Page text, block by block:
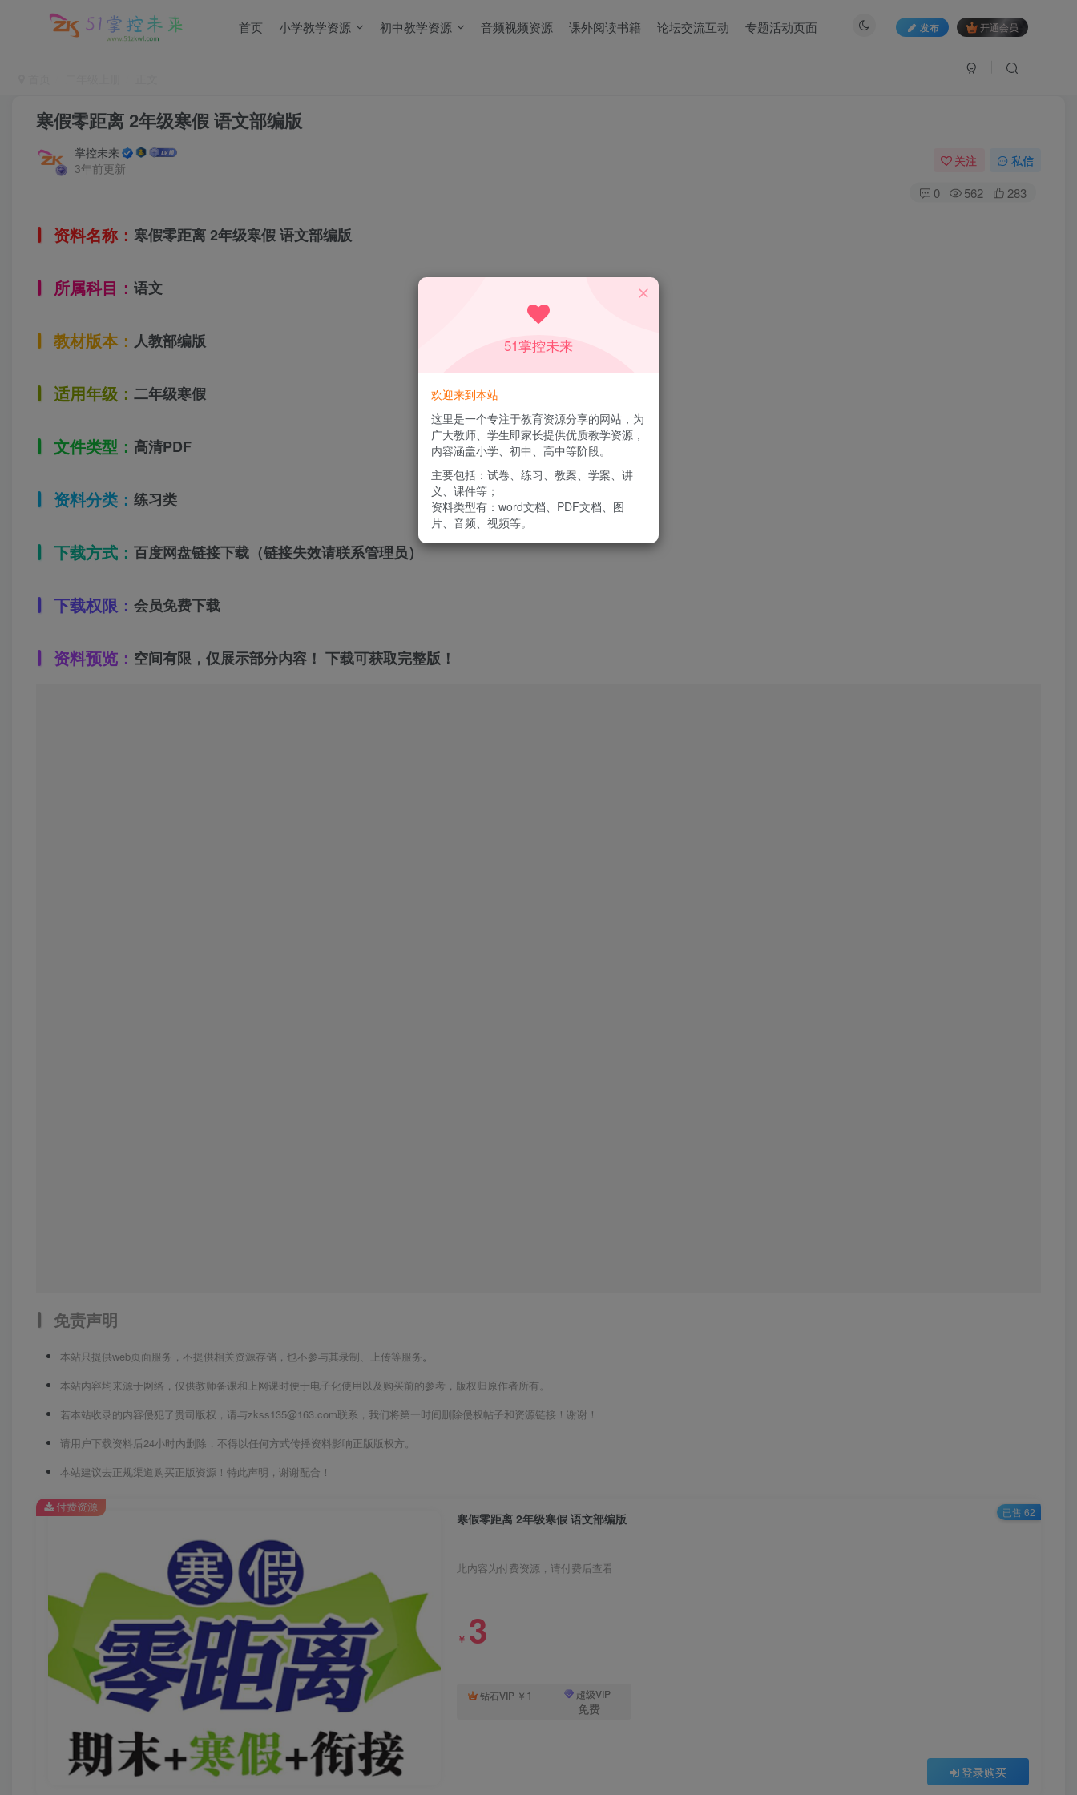
首页 小学教学资源 初中教学资源 音频视频资源 课外阅读书籍 论坛交流互动 专题活动页面 发布 开通会员
寒假零距离 2年级寒假 语文部编版
掌控未来
3年前更新
关注 私信
0 562 283
资料名称： 寒假零距离 2年级寒假 语文部编版
所属科目： 语文
教材版本： 人教部编版
适用年级： 二年级寒假
文件类型： 高清PDF
资料分类： 练习类
下载方式： 百度网盘链接下载（链接失效请联系管理员）
下载权限： 会员免费下载
资料预览： 空间有限，仅展示部分内容！ 下载可获取完整版！
免责声明
本站只提供web页面服务，不提供相关资源存储，也不参与其录制、上传等服务。
本站内容均来源于网络，仅供教师备课和上网课时便于电子化使用以及购买前的参考，版权归原作者所有。
若本站收录的内容侵犯了贵司版权，请与zkss135@163.com联系，我们将第一时间删除侵权帖子和资源链接！谢谢！
请用户下载资料后24小时内删除，不得以任何方式传播资料影响正版版权方。
本站建议去正规渠道购买正版资源！特此声明，谢谢配合！
寒假零距离 2年级寒假 语文部编版
此内容为付费资源，请付费后查看
￥ 3
钻石VIP ￥ 1 超级VIP
免费
登录购买
付费资源 已售 62
51掌控未来
欢迎来到本站
这里是一个专注于教育资源分享的网站，为
广大教师、学生即家长提供优质教学资源，
内容涵盖小学、初中、高中等阶段。
主要包括：试卷、练习、教案、学案、讲
义、课件等；
资料类型有：word文档、PDF文档、图
片、音频、视频等。